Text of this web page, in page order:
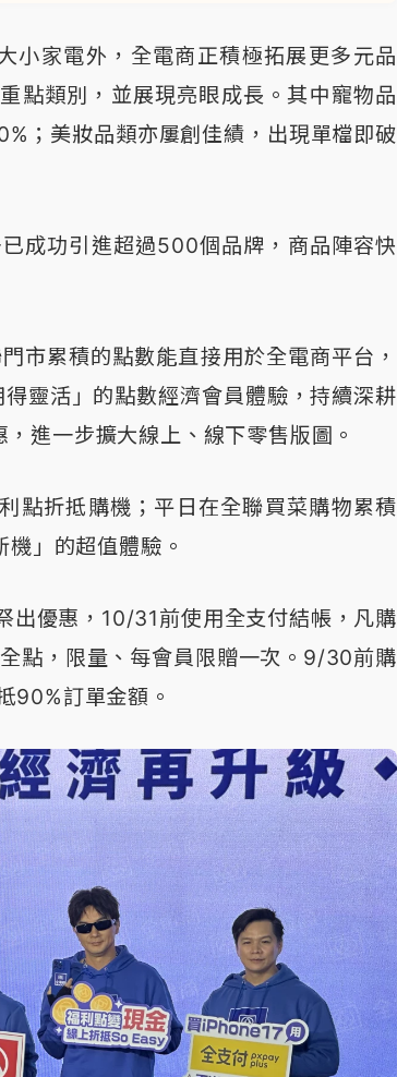
小家電外，全電商正積極拓展更多元品
點類別，並展現亮眼成長。其中寵物品
；美妝品類亦屢創佳績，出現單檔即破
成功引進超過500個品牌，商品陣容快
市累積的點數能直接用於全電商平台，
靈活」的點數經濟會員體驗，持續深耕
進一步擴大線上、線下零售版圖。
點折抵購機；平日在全聯買菜購物累積
」的超值體驗。
優惠，10/31前使用全支付結帳，凡購
點，限量、每會員限贈一次。9/30前購
90%訂單金額。